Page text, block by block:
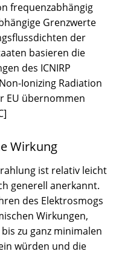
frequenzabhängig
Grenzwerte
der
basieren die
des ICNIRP
Ionizing Radiation
EU übernommen
Wirkung
ist relativ leicht
generell anerkannt.
des Elektrosmogs
Wirkungen,
zu ganz minimalen
würden und die